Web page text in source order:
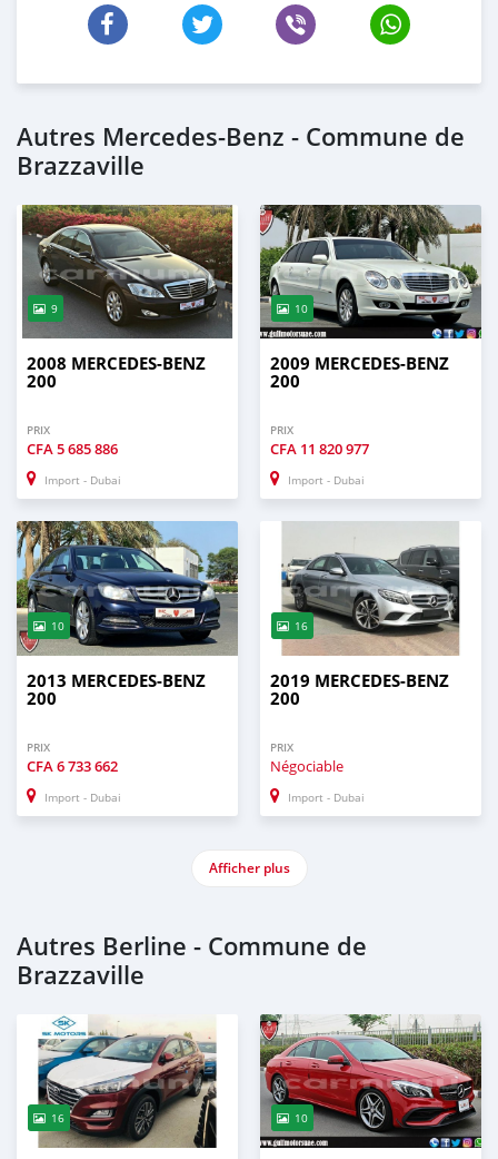
Autres Mercedes-Benz - Commune de
Brazzaville
9
2008 MERCEDES-BENZ
200
PRIX
CFA5 685 886
Import - Dubai
10
2009 MERCEDES-BENZ
200
PRIX
CFA 11 820 977
Import - Dubai
10
2013 MERCEDES-BENZ
200
PRIX
CFA 6 733 662
Import - Dubai
16
2019 MERCEDES-BENZ
200
PRIX
Négociable
Import - Dubai
Afficher plus
Autres Berline - Commune de
Brazzaville
16 10